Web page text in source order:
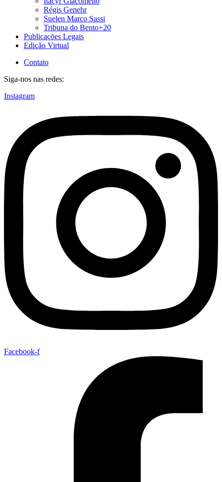
Régis Genehr
Suelen Marco Sassi
Tribuna do Bento+20
Publicações Legais
Edição Virtual
Contato
Siga-nos nas redes:
Instagram
Facebook-f